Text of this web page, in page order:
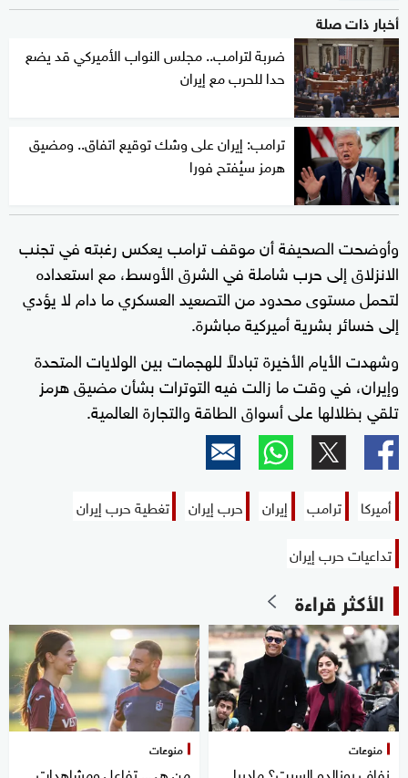
أخبار ذات صلة
ضربة لترامب.. مجلس النواب الأميركي قد يضع
حدا للحرب مع إيران
ترامب: إيران على وشك توقيع اتفاق.. ومضيق
هرمز سيُفتح فورا
وأوضحت الصحيفة أن موقف ترامب يعكس رغبته في تجنب
الانزلاق إلى حرب شاملة في الشرق الأوسط، مع استعداده
لتحمل مستوى محدود من التصعيد العسكري ما دام لا يؤدي
إلى خسائر بشرية أميركية مباشرة.
وشهدت الأيام الأخيرة تبادلاً للهجمات بين الولايات المتحدة
وإيران، في وقت ما زالت فيه التوترات بشأن مضيق هرمز
تلقي بظلالها على أسواق الطاقة والتجارة العالمية.
أميركا ترامب إيران حرب إيران
تغطية حرب إيران
تداعيات حرب إيران
الأكثر قراءة
منوعات
زفاف رونالدو السبت؟ ماديرا
منوعات
من هي.. تفاعل ومشاهدات